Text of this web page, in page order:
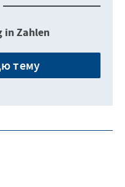
in Zahlen
тему